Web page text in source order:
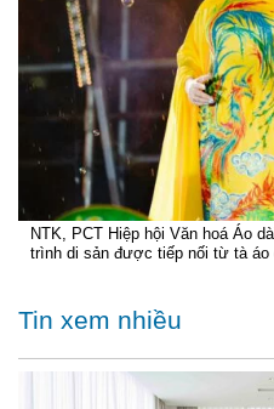
NTK, PCT Hiệp hội Văn hoá Áo
trình di sản được tiếp nối từ tà áo
Tin xem nhiều